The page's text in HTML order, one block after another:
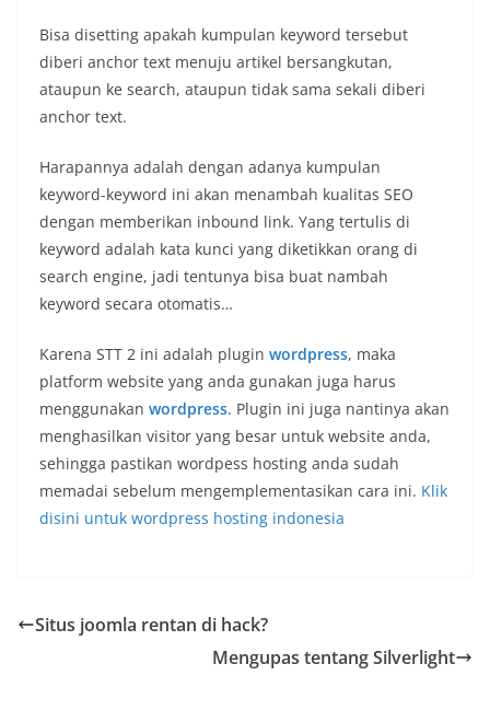
Bisa disetting apakah kumpulan keyword tersebut
diberi anchor text menuju artikel bersangkutan,
ataupun ke search, ataupun tidak sama sekali diberi
anchor text.
Harapannya adalah dengan adanya kumpulan
keyword-keyword ini akan menambah kualitas SEO
dengan memberikan inbound link. Yang tertulis di
keyword adalah kata kunci yang diketikkan orang di
search engine, jadi tentunya bisa buat nambah
keyword secara otomatis…
Karena STT 2 ini adalah plugin wordpress, maka
platform website yang anda gunakan juga harus
menggunakan wordpress. Plugin ini juga nantinya akan
menghasilkan visitor yang besar untuk website anda,
sehingga pastikan wordpess hosting anda sudah
memadai sebelum mengemplementasikan cara ini. Klik
disini untuk wordpress hosting indonesia
Situs joomla rentan di hack?
Mengupas tentang Silverlight